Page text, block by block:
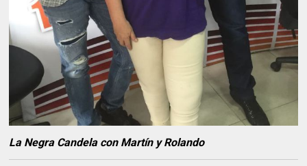
La Negra Candela con Martín y Rolando